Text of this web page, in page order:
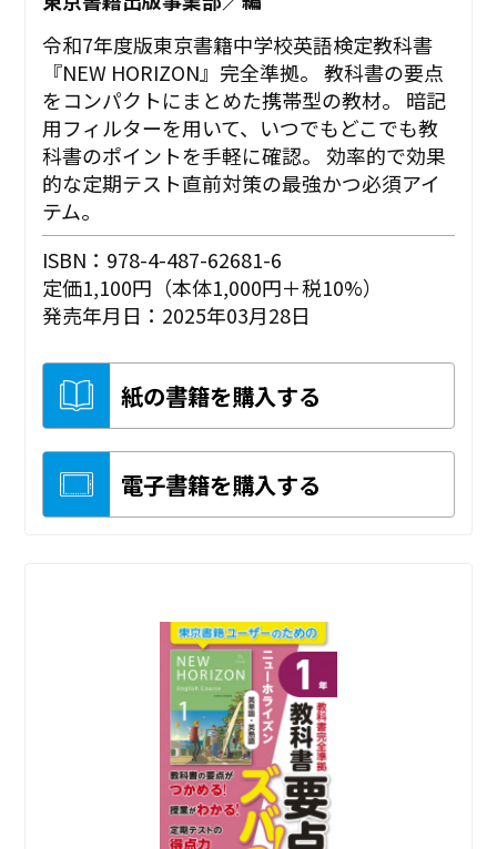
令和7年度版東京書籍中学校英語検定教科書
『NEW HORIZON』完全準拠。 教科書の要点
をコンパクトにまとめた携帯型の教材。 暗記
用フィルターを用いて、いつでもどこでも教
科書のポイントを手軽に確認。 効率的で効果
的な定期テスト直前対策の最強かつ必須アイ
テム。
ISBN：978-4-487-62681-6
定価1,100円（本体1,000円＋税10%）
発売年月日：2025年03月28日
紙の書籍を購入する
電子書籍を購入する